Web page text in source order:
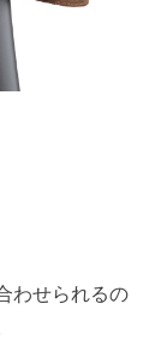
わせられるの